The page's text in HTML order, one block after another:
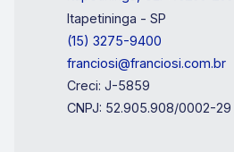
Itapetininga - SP
(15) 3275-9400
franciosi@franciosi.com.br
Creci: J-5859
CNPJ: 52.905.908/0002-29